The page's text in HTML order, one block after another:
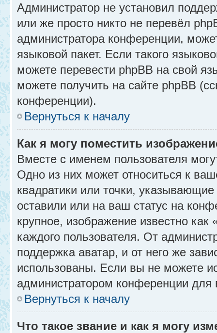
Администратор не установил
или же просто никто не перевёл
администратора конференции,
языковой пакет. Если такого
можете перевести phpBB на свой
можете получить на сайте phpBB
конференции).
Вернуться к началу
Как я могу поместить
Вместе с именем пользователя
Одно из них может относиться к
квадратики или точки,
оставили или на ваш статус на
крупное, изображение известно
каждого пользователя. От
поддержка аватар, и от него же
использованы. Если вы не можете
администратором конференции для
Вернуться к началу
Что такое звание и как я могу